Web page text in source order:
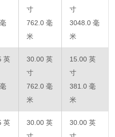
寸
762.0 毫
米
寸
3048.0 毫
米
英
30.00 英
寸
762.0 毫
米
15.00 英
寸
381.0 毫
米
英
30.00 英
30.00 英